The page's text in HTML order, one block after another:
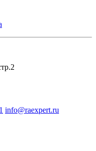
info@raexpert.ru